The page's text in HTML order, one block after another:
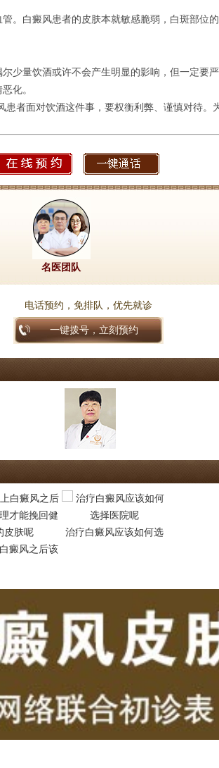
白癜风患者的皮肤本就敏感脆弱，白斑部位
量饮酒或许不会产生明显的影响，但一定要
化。
面对饮酒这件事，要权衡利弊、谨慎对待。
名医团队
电话预约，免排队，优先就诊
一键拨号，立刻预约
癜风之后该
治疗白癜风应该如何选